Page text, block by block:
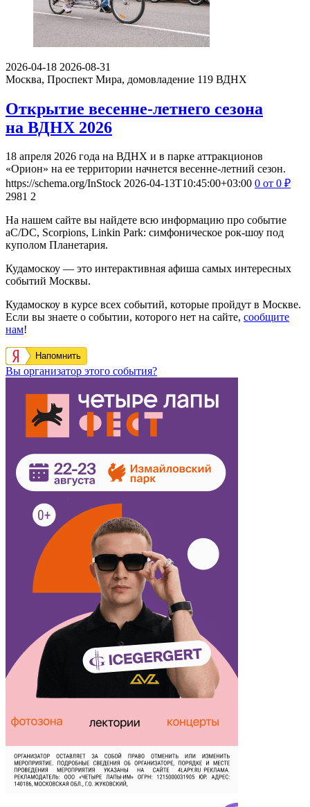
2026-04-18 2026-08-31
Москва, Проспект Мира, домовладение 119 ВДНХ
Открытие весенне-летнего сезона
на ВДНХ 2026
18 апреля 2026 года на ВДНХ и в парке аттракционов
«Орион» на ее территории начнется весенне-летний сезон.
https://schema.org/InStock 2026-04-13T10:45:00+03:00 0 от 0 ₽
2981 2
На нашем сайте вы найдете всю информацию про событие
aC/DC, Scorpions, Linkin Park: симфоническое рок-шоу под
куполом Планетария.
Кудамоскоу — это интерактивная афиша самых интересных
событий Москвы.
Кудамоскоу в курсе всех событий, которые пройдут в Москве.
Если вы знаете о событии, которого нет на сайте, сообщите
нам!
Напомнить
Вы организатор этого события?